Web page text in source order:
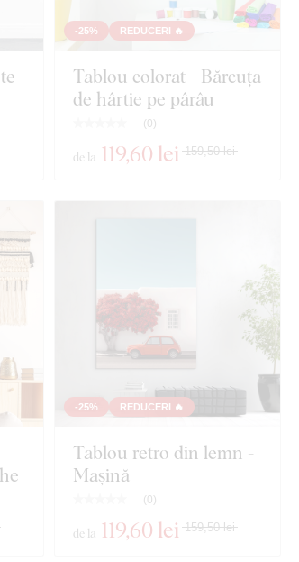
-25% REDUCERI 🔥
Tablou colorat - Bărcuța
de hârtie pe pârâu
( 0)
de la 119,60 lei 159,50 lei
-25% REDUCERI 🔥
Tablou retro din lemn -
Mașină
( 0)
de la 119,60 lei 159,50 lei